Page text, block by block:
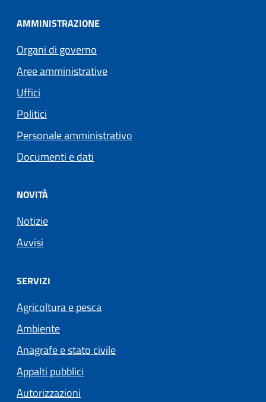
AMMINISTRAZIONE
Organi di governo
Aree amministrative
Uffici
Politici
Personale amministrativo
Documenti e dati
NOVITÀ
Notizie
Avvisi
SERVIZI
Agricoltura e pesca
Ambiente
Anagrafe e stato civile
Appalti pubblici
Autorizzazioni